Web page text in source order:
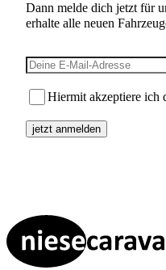
Dann melde dich jetzt für
erhalte alle neuen
E-Mail-Adresse
Hiermit akzeptiere ich